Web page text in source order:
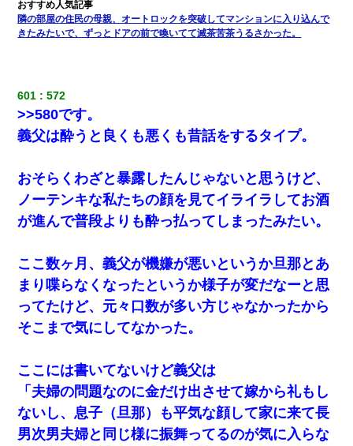
昨日37歳のおばさんと行為したんだけどめちゃくちゃだっ
妻と同居し始めたときから、よく妻が「どこかで音漏れし
てない？音楽聞こえる」と言っていて…
【衝撃】嫁父の会社に勤続１０年、手取り１４万 → 俺「２
書店「息子さんが万引きしました」私「はっ？(息子目の前
にいるし…)うちの子ではないので迎えに行きません」→息
子を名乗ってた人物の正体が判明するも・・・
旦那の元カノをSNSで探して写真を保存して顔面評価スレ
で写真を晒してた。ほとんどがブスという評価の中で二人
ほど意外に好評価で苦々しく思った
隣の部屋の住民の母親、オートロックを突破してマンションに入り込んで
きたみたいで、ずっとドアの前で喚いてて滅茶苦茶うるさかった。
601 572
>>580です。
義父は酔うと良くも悪くも昔話をするタイプ。
おそらくわざと暴露したんじゃないと思うけど、
ノーテンキな私たちの顔を見てイライラしてお酒
が進んで普段よりも酔っ払ってしまったみたい。
ここ数ヶ月、義父が機嫌が悪いというか旦那とあ
まり喋らなくなったというか様子が変だなーと思
ってたけど、元々口数が多い方じゃなかったから
そこまで気にしてなかった。
ここには書いてないけど義父は
「夫婦の問題なのに金だけ出させて嫁から礼もし
ないし、息子（旦那）も平気な顔して家に来て長
男次男夫婦と同じ様に振舞ってるのが気に入らな